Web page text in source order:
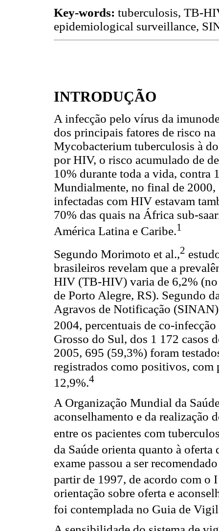
Key-words: tuberculosis, TB-
epidemiological surveillance,
INTRODUÇÃO
A infecção pelo vírus da
dos principais fatores de risco
Mycobacterium tuberculosis à
por HIV, o risco acumulado de
10% durante toda a vida, contra
Mundialmente, no final de 2000,
infectadas com HIV estavam
70% das quais na África sub-
América Latina e Caribe.1
Segundo Morimoto et al.,2
brasileiros revelam que a
HIV (TB-HIV) varia de 6,2%
de Porto Alegre, RS). Segundo
Agravos de Notificação
2004, percentuais de co-
Grosso do Sul, dos 1 172 casos
2005, 695 (59,3%) foram
registrados como positivos, com
12,9%.4
A Organização Mundial da
aconselhamento e da realização
entre os pacientes com
da Saúde orienta quanto à oferta
exame passou a ser
partir de 1997, de acordo com o
orientação sobre oferta e
foi contemplada no Guia de